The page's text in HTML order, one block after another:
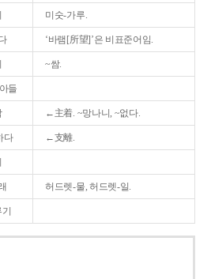
미숫-가루.
‘바램[所望]’은 비표준어임.
~쌈.
들
←主着. ~망나니, ~없다.
다 ←支離.
허드렛-물, 허드렛-일.